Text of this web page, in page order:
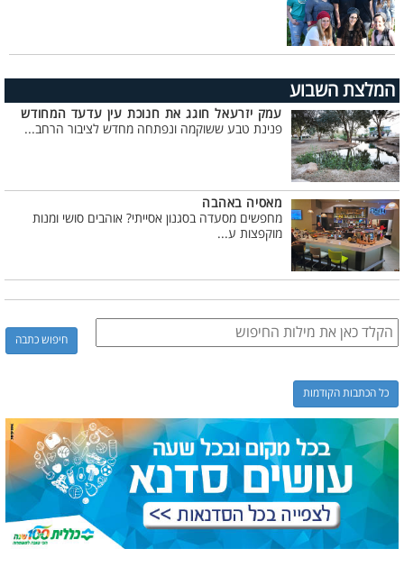
המלצת השבוע
עמק יזרעאל חוגג את חנוכת עין עדעד המחודש
פנינת טבע ששוקמה ונפתחה מחדש לציבור הרחב...
מאסיה באהבה
מחפשים מסעדה בסגנון אסייתי? אוהבים סושי ומנות
מוקפצות ע...
כל הכתבות הקודמות